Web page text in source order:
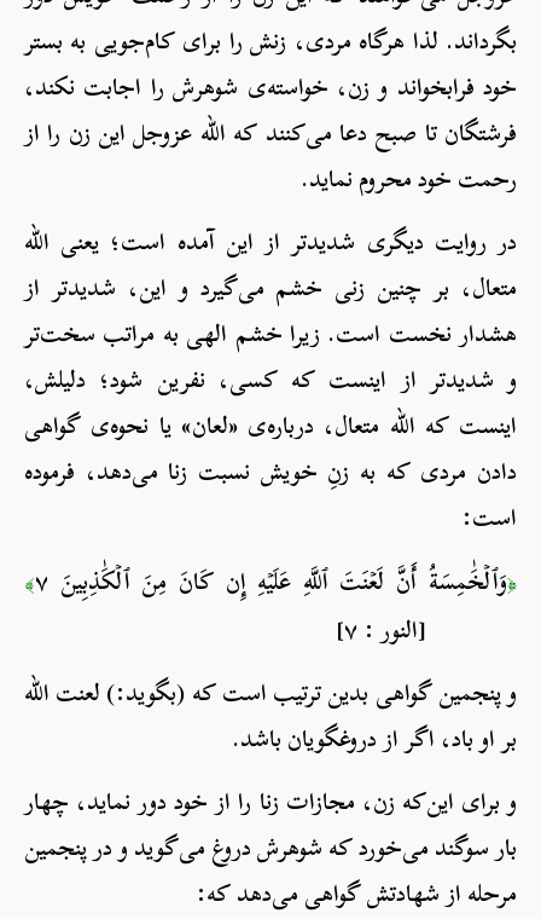
بگرداند. لذا هرگاه مردی، زنش را برای کام‌جویی به بستر
خود فرابخواند و زن، خواسته‌ی شوهرش را اجابت نکند،
فرشتگان تا صبح دعا می‌کنند که الله عزوجل این زن را از
رحمت خود محروم نماید.
در روایت دیگری شدیدتر از این آمده است؛ یعنی الله
متعال، بر چنین زنی خشم می‌گیرد و این، شدیدتر از
هشدار نخست است. زیرا خشم الهی به مراتب سخت‌تر
و شدیدتر از این‎ست که کسی، نفرین شود؛ دلیلش،
این‎ست که الله متعال، درباره‌ی «لعان» یا نحوه‌ی گواهی
دادن مردی که به زنِ خویش نسبت زنا می‌دهد، فرموده
است:
﴿وَٱلۡخَٰمِسَةُ أَنَّ لَعۡنَتَ ٱللَّهِ عَلَيۡهِ إِن كَانَ مِنَ ٱلۡكَٰذِبِينَ ٧ ﴾
[النور : ٧]
و پنجمین گواهی بدین ترتیب است که (بگوید:) لعنت الله
بر او باد، اگر از دروغگویان باشد.
و برای این‌که زن، مجازات زنا را از خود دور نماید، چهار
بار سوگند می‌خورد که شوهرش دروغ می‌گوید و در پنجمین
مرحله از شهادتش گواهی می‌دهد که: